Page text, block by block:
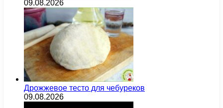
09.08.2026
Дрожжевое тесто для чебуреков
09.08.2026